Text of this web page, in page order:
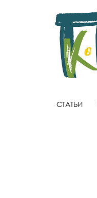
СТАТЬИ